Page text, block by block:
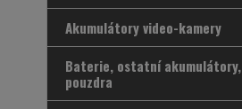
Akumulátory video-kamery
Baterie, ostatní akumulátory,
pouzdra